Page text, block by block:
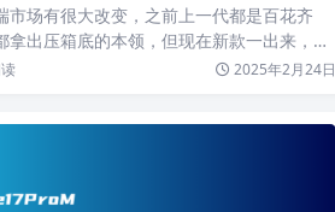
市场有很大改变，之前上一代都是百花齐
拿出压箱底的本领，但现在新款一出来，居
米一家…
2025年2月24日